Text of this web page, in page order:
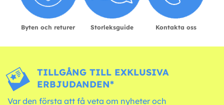
Byten och returer Storleksguide Kontakta oss
TILLGÅNG TILL EXKLUSIVA
ERBJUDANDEN*
Var den första att få veta om nyheter och